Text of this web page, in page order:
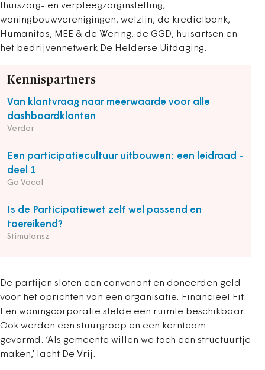
thuiszorg- en verpleegzorginstelling,
woningbouwverenigingen, welzijn, de kredietbank,
Humanitas, MEE & de Wering, de GGD, huisartsen en
het bedrijvennetwerk De Helderse Uitdaging.
Kennispartners
Van klantvraag naar meerwaarde voor alle
dashboardklanten
Verder
Een participatiecultuur uitbouwen: een leidraad -
deel 1
Go Vocal
Is de Participatiewet zelf wel passend en
toereikend?
Stimulansz
De partijen sloten een convenant en doneerden geld
voor het oprichten van een organisatie: Financieel Fit.
Een woningcorporatie stelde een ruimte beschikbaar.
Ook werden een stuurgroep en een kernteam
gevormd. ‘Als gemeente willen we toch een structuurtje
maken,’ lacht De Vrij.